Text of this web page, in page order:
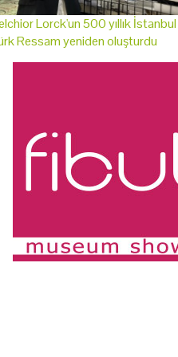
Lorck'un 500 yıllık İstanbul
Ressam yeniden oluşturdu